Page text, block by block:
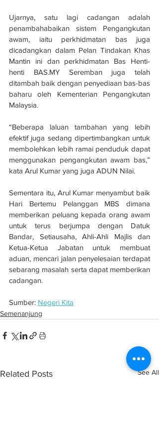
Ujarnya, satu lagi cadangan adalah
penambahabaikan sistem Pengangkutan
awam, iaitu perkhidmatan bas juga
dicadangkan dalam Pelan Tindakan Khas
Mantin ini dan perkhidmatan Bas Henti-
henti BAS.MY Seremban juga telah
ditambah baik dengan penyediaan bas-bas
baharu oleh Kementerian Pengangkutan
Malaysia.
“Beberapa laluan tambahan yang lebih
efektif juga sedang dipertimbangkan untuk
membolehkan lebih ramai penduduk dapat
menggunakan pengangkutan awam bas,”
kata Arul Kumar yang juga ADUN Nilai.
Sementara itu, Arul Kumar menyambut baik
Hari Bertemu Pelanggan MBS dimana
memberikan peluang kepada orang awam
untuk terus berjumpa dengan Datuk
Bandar, Setiausaha, Ahli-Ahli Majlis dan
Ketua-Ketua Jabatan untuk membuat
aduan, mencari jalan penyelesaian terdapat
sebarang masalah serta dapat memberikan
cadangan.
Sumber: Negeri Kita
Semenanjung
Related Posts See All